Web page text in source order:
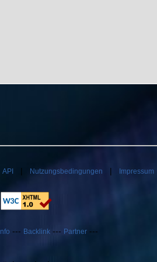
API| Nutzungsbedingungen | Impressum
Info --- Backlink --- Partner ---